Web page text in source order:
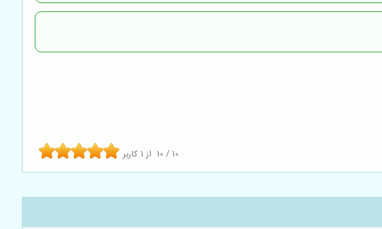
10 / 10 از 1 کاربر